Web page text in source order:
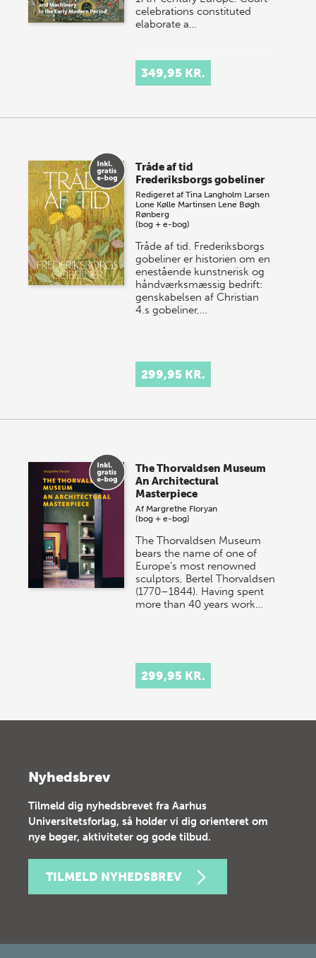
celebrations constituted
elaborate a…
349,95 KR.
Tråde af tid
Frederiksborgs gobeliner
Redigeret afTina Langholm Larsen
Lone Kølle Martinsen Lene Bøgh
Rønberg
(bog + e-bog)
Tråde af tid. Frederiksborgs
gobeliner er historien om en
enestående kunstnerisk og
håndværksmæssig bedrift:
genskabelsen af Christian
4.s gobeliner,…
299,95 KR.
The Thorvaldsen Museum
An Architectural
Masterpiece
Af Margrethe Floryan
(bog + e-bog)
The Thorvaldsen Museum
bears the name of one of
Europe’s most renowned
sculptors, Bertel Thorvaldsen
(1770–1844). Having spent
more than 40 years work…
299,95 KR.
Nyhedsbrev
Tilmeld dig nyhedsbrevet fra Aarhus
Universitetsforlag, så holder vi dig orienteret om
nye bøger, aktiviteter og gode tilbud.
TILMELD NYHEDSBREV